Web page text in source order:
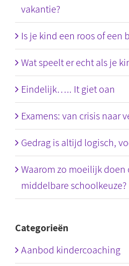
vakantie?
Is je kind een roos of een
Wat speelt er echt als je
Eindelijk….. It giet oan
Examens: van crisis naar
Gedrag is altijd logisch,
Waarom zo moeilijk doen
middelbare schoolkeuze?
Categorieën
Aanbod kindercoaching